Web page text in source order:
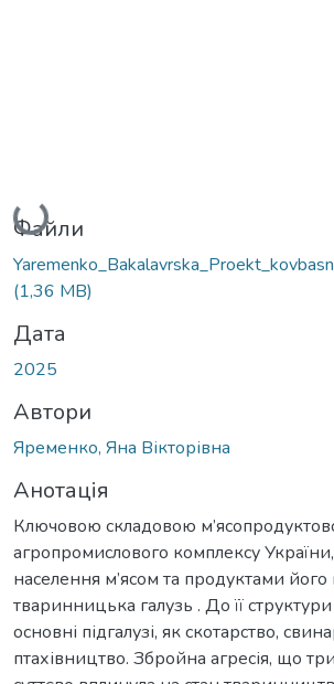
Вантажиться...
Файли
(1,36 MB)
Дата
2025
Автори
Яременко, Яна Вікторівна
Анотація
Ключовою складовою
агропромислового комплексу
населення м’ясом та продуктами
тваринницька галузь . До її структури
основні підгалузі, як скотарство,
птахівництво. Збройна агресія, що